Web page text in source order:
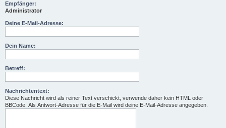
Empfänger:
Administrator
Deine E-Mail-Adresse:
Dein Name:
Betreff:
Nachrichtentext:
Diese Nachricht wird als reiner Text verschickt, verwende daher kein HTML oder
BBCode. Als Antwort-Adresse für die E-Mail wird deine E-Mail-Adresse angegeben.